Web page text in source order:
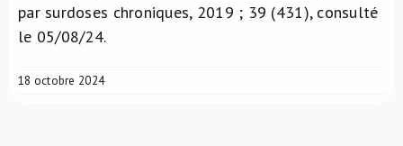
par surdoses chroniques, 2019 ; 39 (431), consulté
le 05/08/24.
18 octobre 2024